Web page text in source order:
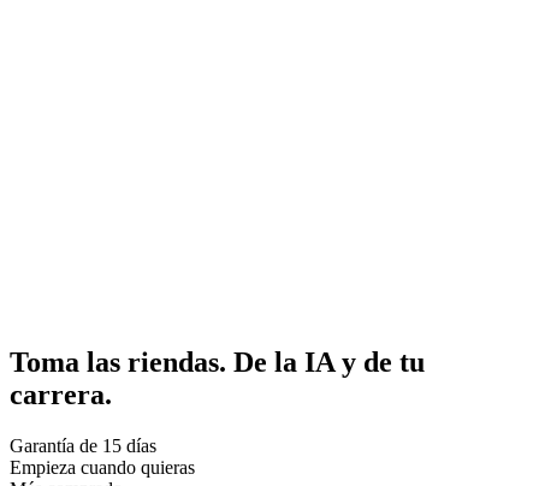
Toma las riendas. De la IA y de tu
carrera.
Garantía de 15 días
Empieza cuando quieras